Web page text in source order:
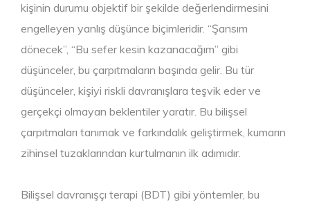
kişinin durumu objektif bir şekilde değerlendirmesini
engelleyen yanlış düşünce biçimleridir. “Şansım
dönecek”, “Bu sefer kesin kazanacağım” gibi
düşünceler, bu çarpıtmaların başında gelir. Bu tür
düşünceler, kişiyi riskli davranışlara teşvik eder ve
gerçekçi olmayan beklentiler yaratır. Bu bilişsel
çarpıtmaları tanımak ve farkındalık geliştirmek, kumarın
zihinsel tuzaklarından kurtulmanın ilk adımıdır.
Bilişsel davranışçı terapi (BDT) gibi yöntemler, bu